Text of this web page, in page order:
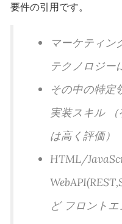
要件の引用です。
マーケティン
テクノロジー
その中の特定
実装スキル
は高く評価）
HTML/
ど フロント